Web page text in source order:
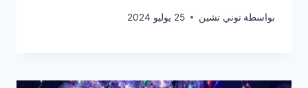
بواسطة توني تشين 25 يوليو 2024